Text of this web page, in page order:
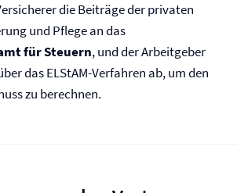
die Beiträge der privaten
und Pflege an das
für Steuern, und der Arbeitgeber
das ELStAM-Verfahren ab, um den
zu berechnen.